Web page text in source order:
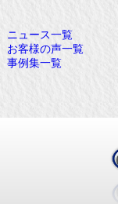
ニュース一覧
お客様の声一覧
事例集一覧